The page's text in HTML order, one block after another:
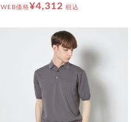
WEB価格¥4,312 税込